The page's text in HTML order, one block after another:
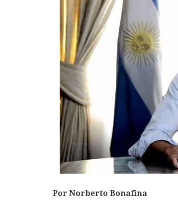
Por Norberto Bonafina